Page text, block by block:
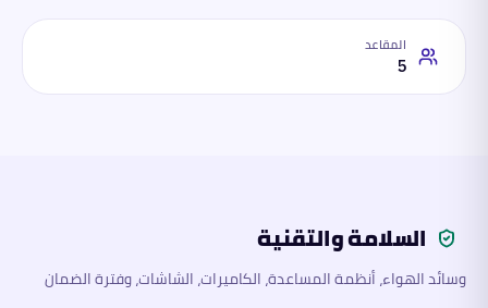
المقاعد
5
السلامة والتقنية
وسائد الهواء، أنظمة المساعدة، الكاميرات، الشاشات، وفترة الضمان